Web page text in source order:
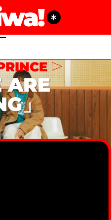
ARE
」